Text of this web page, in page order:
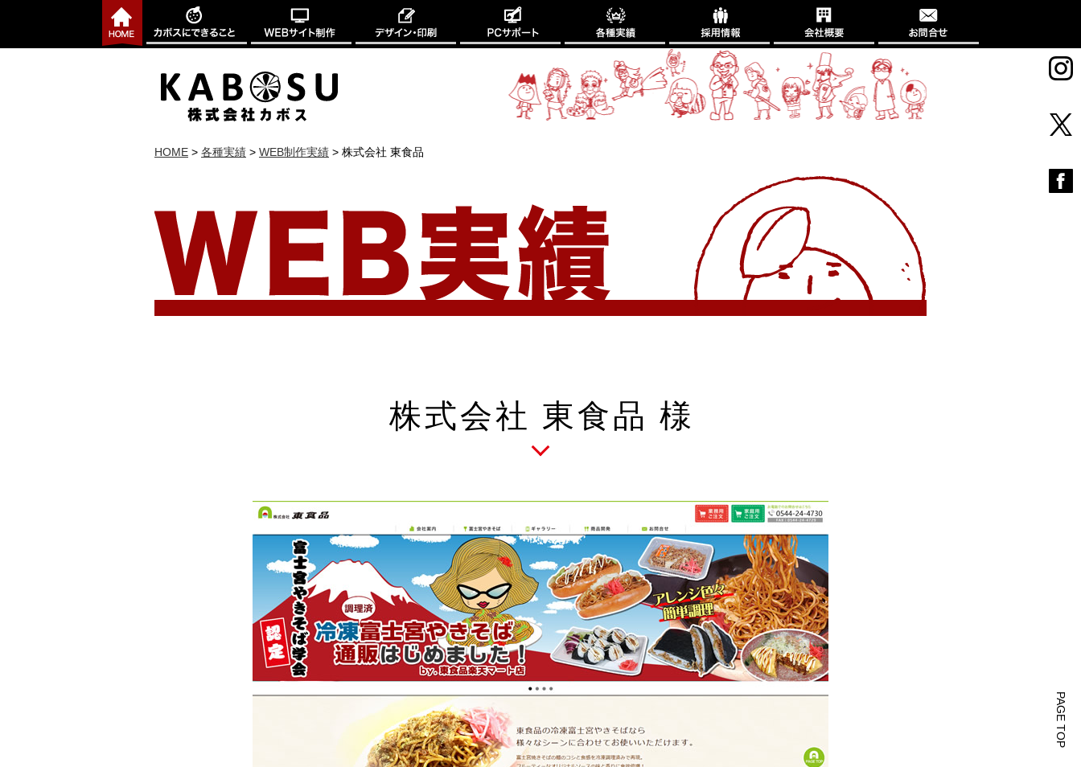
PAGE TOP
HOME > 各種実績 > WEB制作実績 > 株式会社 東食品
株式会社 東食品 様